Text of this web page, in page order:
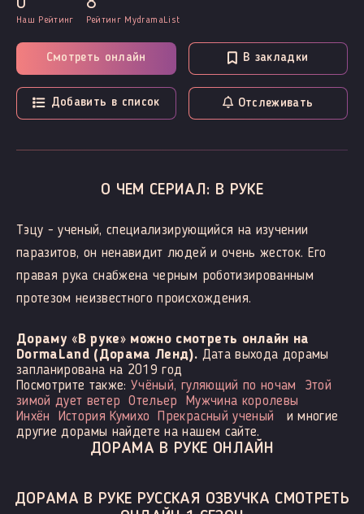
Наш Рейтинг Рейтинг MydramaList
Смотреть онлайн В закладки
Добавить в список Отслеживать
О ЧЕМ СЕРИАЛ: В РУКЕ
Тэцу - ученый, специализирующийся на изучении
паразитов, он ненавидит людей и очень жесток. Его
правая рука снабжена черным роботизированным
протезом неизвестного происхождения.
Дораму «В руке» можно смотреть онлайн на
DormaLand (Дорама Ленд). Дата выхода дорамы
запланирована на 2019 год
Посмотрите также:Учёный, гуляющий по ночам
Этой
зимой дует ветер
Отельер
Мужчина королевы
Инхён
История Кумихо Прекрасный ученый
и многие
другие дорамы найдете на нашем сайте.
ДОРАМА В РУКЕ ОНЛАЙН
ДОРАМА В РУКЕ РУССКАЯ ОЗВУЧКА СМОТРЕТЬ